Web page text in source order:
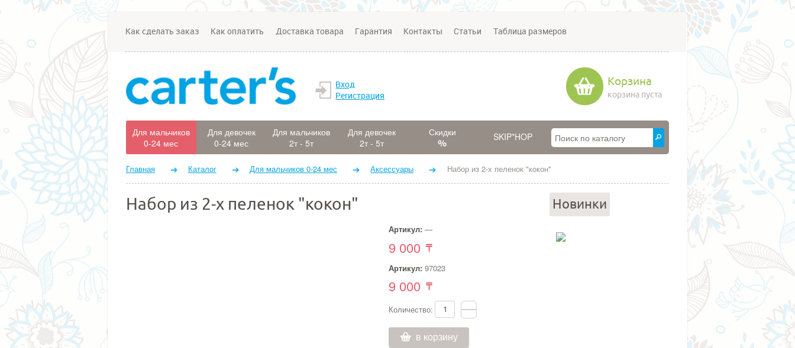
Как сделать заказ Как оплатить Доставка товара Гарантия Контакты Статьи Таблица размеров
Вход
Регистрация
Корзина
корзина пуста
Для мальчиков
0-24 мес
Для девочек
0-24 мес
Для мальчиков
2т - 5т
Для девочек
2т - 5т
Скидки SKIP*HOP
Главная Каталог Для мальчиков 0-24 мес Аксессуары Набор из 2-х пеленок "кокон"
Набор из 2-х пеленок "кокон"
Артикул: —
9 000
Артикул: 97023
9 000
Количество:
в корзину
Новинки